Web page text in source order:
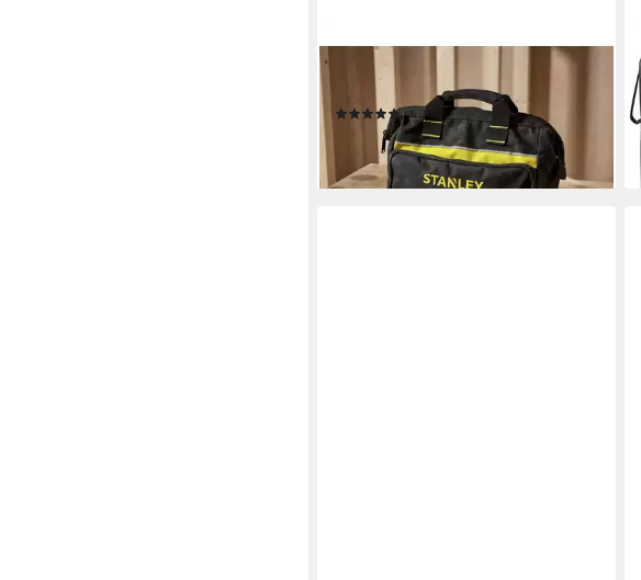
STANLEY
Werkzeugkoffer Werkzeugtasche 12
1-93-330
(1)
ab 19,89 €
lieferbar - in 3-4 Werktagen bei dir